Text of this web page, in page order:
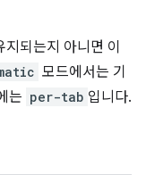
되는지 아니면 이
모드에서는 기
는 per-tab 입니다.